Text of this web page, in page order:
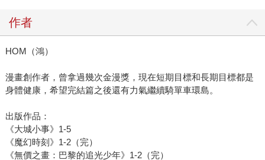
作者
HOM（鴻）
漫畫創作者，曾拿過幾次金漫獎，現在短期目標和長期目標都是
身體健康，希望完結篇之後還有力氣繼續騎單車環島。
出版作品：
《大城小事》1-5
《魔幻時刻》1-2（完）
《無價之畫：巴黎的追光少年》1-2（完）